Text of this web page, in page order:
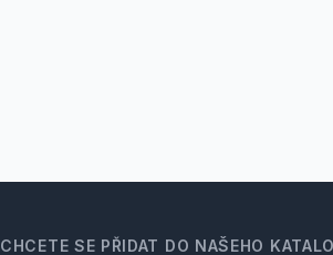
CHCETE SE PŘIDAT DO NAŠEHO